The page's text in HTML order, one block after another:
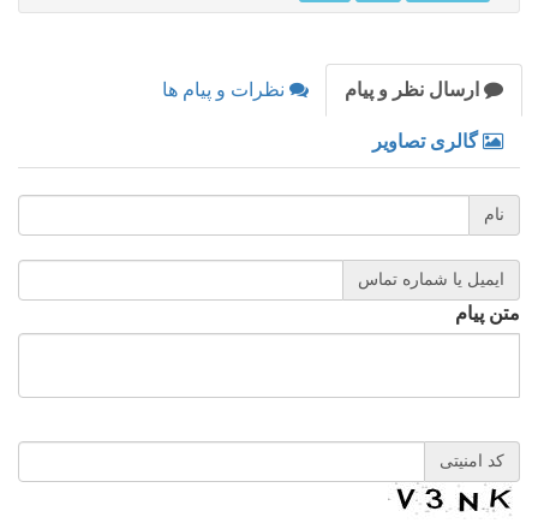
ارسال نظر و پیام نظرات و پیام ها
گالری تصاویر
نام
ایمیل یا شماره تماس
متن پیام
کد امنیتی